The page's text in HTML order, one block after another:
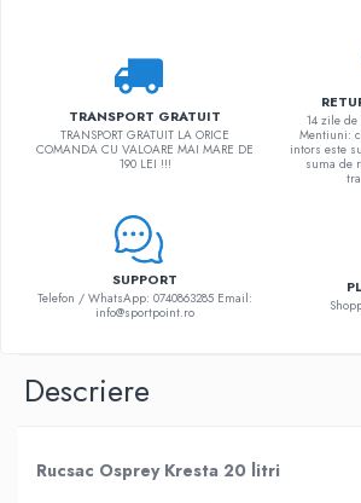
TRANSPORT GRATUIT
TRANSPORT GRATUIT LA ORICE
COMANDA CU VALOARE MAI MARE DE
190 LEI !!!
14 zile
Mentiuni:
intors este
suma de
SUPPORT
Telefon / WhatsApp: 0740863285 Email:
info@sportpoint.ro
Descriere
Rucsac Osprey Kresta 20 litri